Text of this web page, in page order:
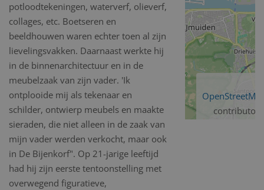
potloodtekeningen, waterverf, olieverf,
collages, etc. Boetseren en
beeldhouwen waren echter toen al zijn
lievelingsvakken. Daarnaast werkte hij
in de binnenarchitectuur en in de
meubelzaak van zijn vader. 'Ik
ontplooide mij als tekenaar en
schilder, ontwierp meubels en maakte
sieraden, die niet alleen in de zaak van
mijn vader werden verkocht, maar ook
in De Bijenkorf". Op 21-jarige leeftijd
had hij zijn eerste tentoonstelling met
overwegend figuratieve,